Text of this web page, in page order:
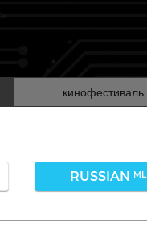
кинофестиваль
RUSSIAN ML